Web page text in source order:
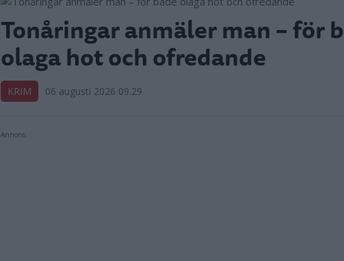
Tonåringar anmäler man – för
olaga hot och ofredande
KRIM 06 augusti 2026 09.29
Annons: